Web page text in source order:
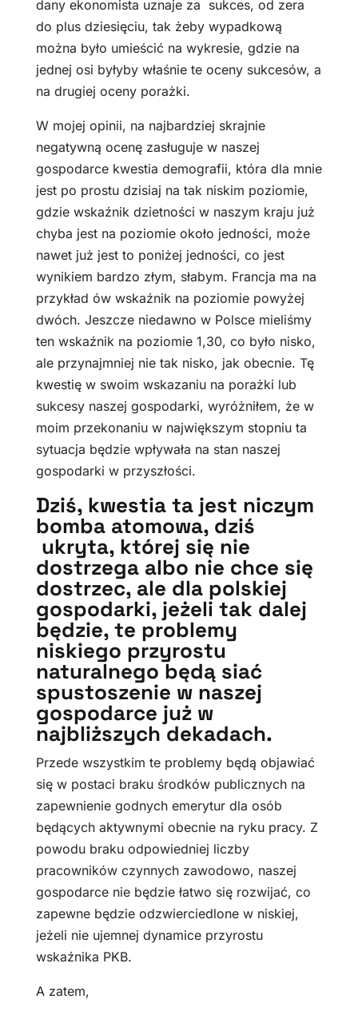
dany ekonomista uznaje za sukces, od zera
do plus dziesięciu, tak żeby wypadkową
można było umieścić na wykresie, gdzie na
jednej osi byłyby właśnie te oceny sukcesów, a
na drugiej oceny porażki.
W mojej opinii, na najbardziej skrajnie
negatywną ocenę zasługuje w naszej
gospodarce kwestia demografii, która dla mnie
jest po prostu dzisiaj na tak niskim poziomie,
gdzie wskaźnik dzietności w naszym kraju już
chyba jest na poziomie około jedności, może
nawet już jest to poniżej jedności, co jest
wynikiem bardzo złym, słabym. Francja ma na
przykład ów wskaźnik na poziomie powyżej
dwóch. Jeszcze niedawno w Polsce mieliśmy
ten wskaźnik na poziomie 1,30, co było nisko,
ale przynajmniej nie tak nisko, jak obecnie. Tę
kwestię w swoim wskazaniu na porażki lub
sukcesy naszej gospodarki, wyróżniłem, że w
moim przekonaniu w największym stopniu ta
sytuacja będzie wpływała na stan naszej
gospodarki w przyszłości.
Dziś, kwestia ta jest niczym
bomba atomowa, dziś
ukryta, której się nie
dostrzega albo nie chce się
dostrzec, ale dla polskiej
gospodarki, jeżeli tak dalej
będzie, te problemy
niskiego przyrostu
naturalnego będą siać
spustoszenie w naszej
gospodarce już w
najbliższych dekadach.
Przede wszystkim te problemy będą objawiać
się w postaci braku środków publicznych na
zapewnienie godnych emerytur dla osób
będących aktywnymi obecnie na ryku pracy. Z
powodu braku odpowiedniej liczby
pracowników czynnych zawodowo, naszej
gospodarce nie będzie łatwo się rozwijać, co
zapewne będzie odzwierciedlone w niskiej,
jeżeli nie ujemnej dynamice przyrostu
wskaźnika PKB.
A zatem,